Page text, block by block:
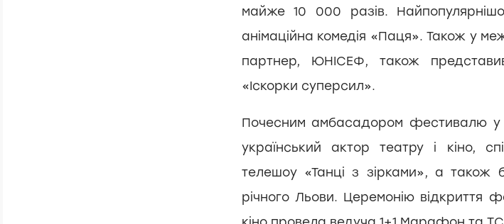
майже 10 000 разів.
анімаційна комедія «Паця». Також у
партнер, ЮНІСЕФ, також
«Іскорки суперсил».
Почесним амбасадором фестивалю
український актор театру і кіно,
телешоу «Танці з зірками», а також
річного Льови. Церемонію відкриття